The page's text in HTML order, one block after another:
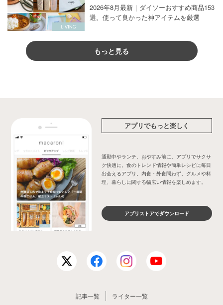
2026年8月最新｜ダイソーおすすめ商品153
選。使って良かった神アイテムを厳選
もっと見る
アプリでもっと楽しく
通勤中やランチ、おやすみ前に、アプリでサクサ
ク快適に。食のトレンド情報や簡単レシピに毎日
出会えるアプリ。内食・外食問わず、グルメや料
理、暮らしに関する幅広い情報を楽しめます。
アプリストアでダウンロード
記事一覧 ライター一覧